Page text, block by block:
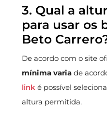
3. Qual a
para usar os
Beto
De acordo com o site
mínima variade
linké possível
altura permitida.